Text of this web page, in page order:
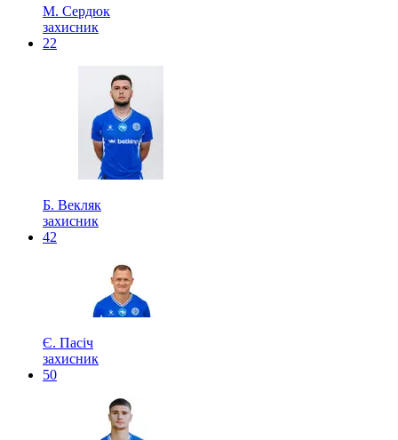
М. Сердюк
захисник
22
Б. Векляк
захисник
42
Є. Пасіч
захисник
50